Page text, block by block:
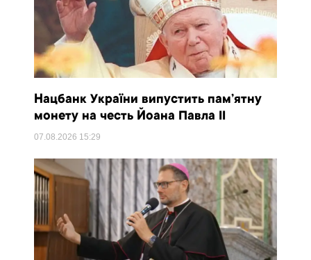
Нацбанк України випустить пам’ятну
монету на честь Йоана Павла II
07.08.2026 15:29